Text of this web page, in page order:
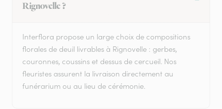
Rignovelle ?
Interflora propose un large choix de compositions
florales de deuil livrables à Rignovelle : gerbes,
couronnes, coussins et dessus de cercueil. Nos
fleuristes assurent la livraison directement au
funérarium ou au lieu de cérémonie.